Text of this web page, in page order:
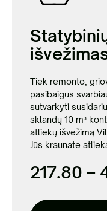
Tiek remonto,
pasibaigus
sutvarkyti
sklandų 10 m³
atliekų išvežimą
Jūs kraunate
217.80 –